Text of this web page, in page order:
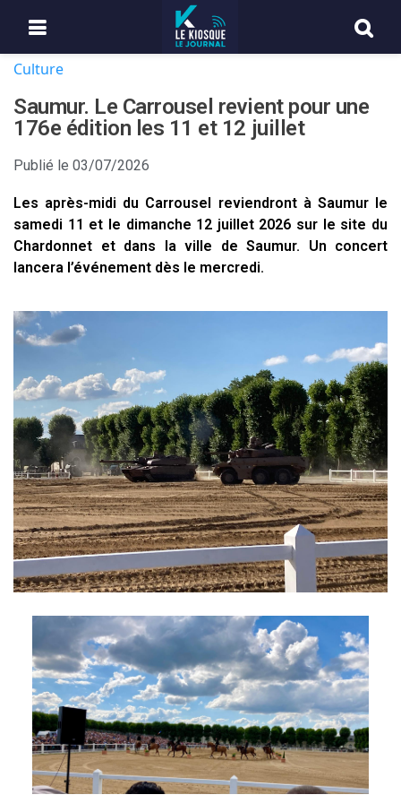
Culture
Saumur. Le Carrousel revient pour une
176e édition les 11 et 12 juillet
Publié le 03/07/2026
Les après-midi du Carrousel reviendront à Saumur le
samedi 11 et le dimanche 12 juillet 2026 sur le site du
Chardonnet et dans la ville de Saumur. Un concert
lancera l’événement dès le mercredi.